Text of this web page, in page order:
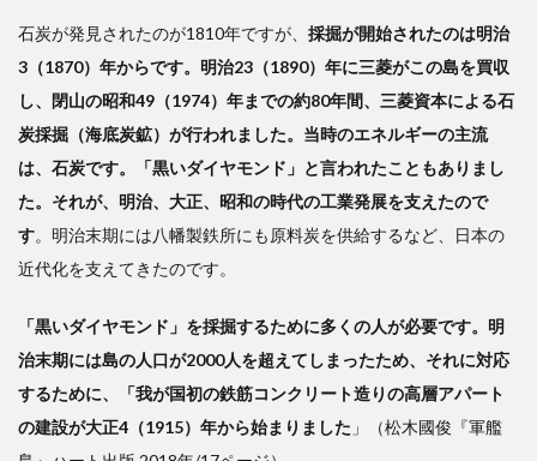
石炭が発見されたのが1810年ですが、 採掘が開始されたのは明治
3（1870）年からです。明治23（1890）年に三菱がこの島を買収
し、閉山の昭和49（1974）年までの約80年間、三菱資本による石
炭採掘（海底炭鉱）が行われました。当時のエネルギーの主流
は、石炭です。「黒いダイヤモンド」と言われたこともありまし
た。それが、明治、大正、昭和の時代の工業発展を支えたので
す。明治末期には八幡製鉄所にも原料炭を供給するなど、日本の
近代化を支えてきたのです。
「黒いダイヤモンド」を採掘するために多くの人が必要です。明
治末期には島の人口が2000人を超えてしまったため、それに対応
するために、「我が国初の鉄筋コンクリート造りの高層アパート
の建設が大正4（1915）年から始まりました 」（松木國俊『軍艦